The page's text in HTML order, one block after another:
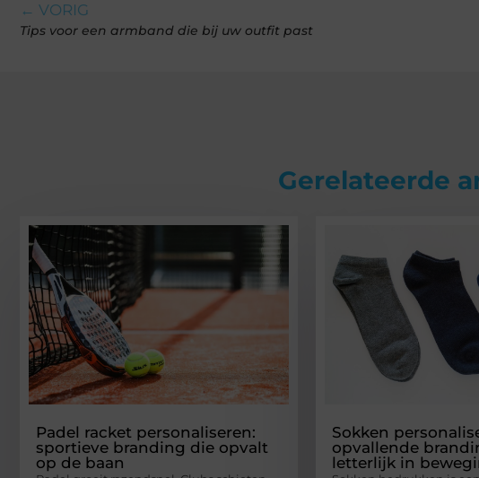
← VORIG
Tips voor een armband die bij uw outfit past
Gerelateerde
Padel racket personaliseren:
sportieve branding die opvalt
op de baan
Sokken
opvallende
letterlijk in